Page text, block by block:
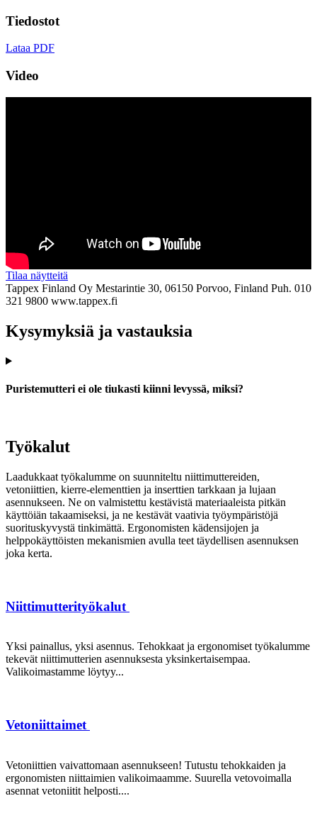
Tiedostot
Lataa PDF
Video
Tilaa näytteitä
Tappex Finland Oy Mestarintie 30, 06150 Porvoo, Finland Puh. 010
321 9800 www.tappex.fi
Kysymyksiä ja vastauksia
Puristemutteri ei ole tiukasti kiinni levyssä, miksi?
Työkalut
Laadukkaat työkalumme on suunniteltu niittimuttereiden,
vetoniittien, kierre-elementtien ja inserttien tarkkaan ja lujaan
asennukseen. Ne on valmistettu kestävistä materiaaleista pitkän
käyttöiän takaamiseksi, ja ne kestävät vaativia työympäristöjä
suorituskyvystä tinkimättä. Ergonomisten kädensijojen ja
helppokäyttöisten mekanismien avulla teet täydellisen asennuksen
joka kerta.
Niittimutterityökalut
Yksi painallus, yksi asennus. Tehokkaat ja ergonomiset työkalumme
tekevät niittimutterien asennuksesta yksinkertaisempaa.
Valikoimastamme löytyy...
Vetoniittaimet
Vetoniittien vaivattomaan asennukseen! Tutustu tehokkaiden ja
ergonomisten niittaimien valikoimaamme. Suurella vetovoimalla
asennat vetoniitit helposti....